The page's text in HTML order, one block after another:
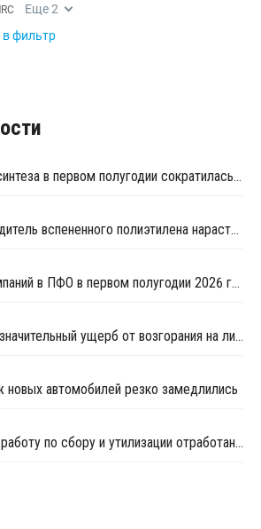
Еще2
в фильтр
Прибыль Казаньоргсинтеза в первом полугодии сократилась более чем в 2 раза
Удмуртский производитель вспененного полиэтилена нарастит выпуск на 15%
Число закрытых компаний в ПФО в первом полугодии 2026 года вдвое превысило число новых
НКНХ оценил как незначительный ущерб от возгорания на линии полистирола
автомобилей резко замедлились
Минприроды усилит работу по сбору и утилизации отработанных шин